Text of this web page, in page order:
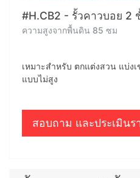
#H.CB2 - รั้วคาวบอย 2
ความสูงจากพื้นดิน 85 ซม
เหมาะสำหรับ ตกแต่งสวน แบ่ง
แบบไม่สูง
สอบถาม และประเมินร